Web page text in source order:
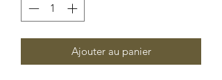
Ajouter au panier